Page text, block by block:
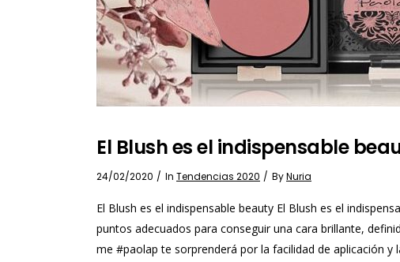
El Blush es el indispensable
24/02/2020 In Tendencias 2020 ByNuria
El Blush es el indispensable beauty El Blush es el
puntos adecuados para conseguir una cara brillante,
me #paolap te sorprenderá por la facilidad de aplicación y